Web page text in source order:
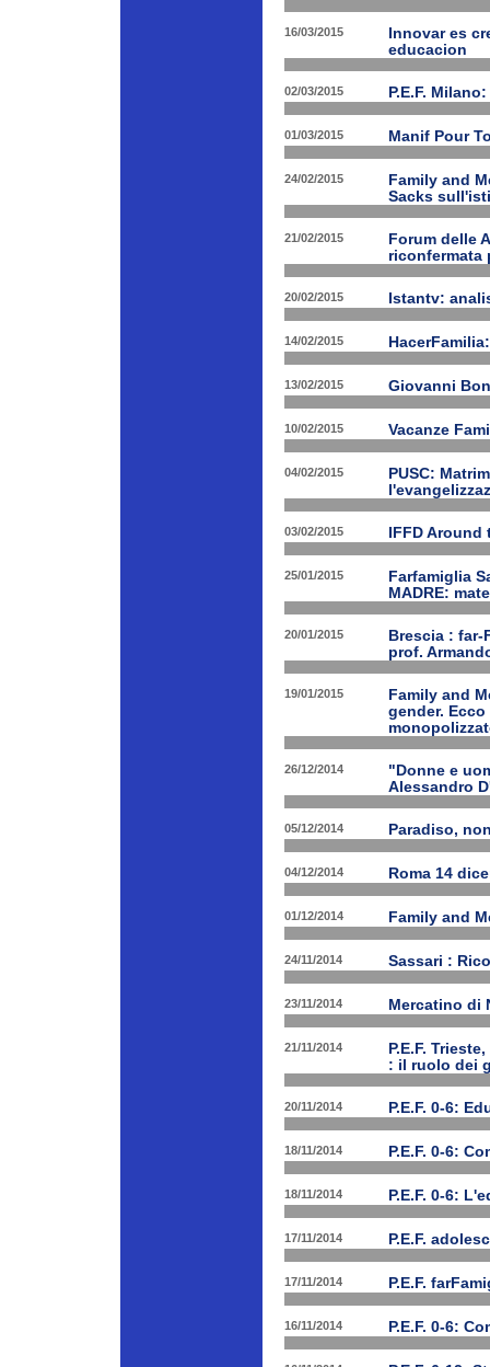
16/03/2015
Innovar es
educacion
02/03/2015 P.E.F.
01/03/2015 Manif Pour
24/02/2015
Family and
Sacks
21/02/2015
Forum delle
riconfermata
20/02/2015 Istantv:
14/02/2015
13/02/2015 Giovanni
10/02/2015 Vacanze
04/02/2015
PUSC:
03/02/2015 IFFD
25/01/2015
Farfamiglia
MADRE:
20/01/2015
Brescia :
prof.
19/01/2015
Family and
gender.
26/12/2014
"Donne e
Alessandro
05/12/2014 Paradiso,
04/12/2014 Roma 14
01/12/2014 Family and
24/11/2014 Sassari :
23/11/2014 Mercatino di
21/11/2014
P.E.F.
: il ruolo dei
20/11/2014 P.E.F. 0-6:
18/11/2014 P.E.F. 0-6:
18/11/2014 P.E.F. 0-6:
17/11/2014 P.E.F.
17/11/2014 P.E.F.
16/11/2014 P.E.F. 0-6: